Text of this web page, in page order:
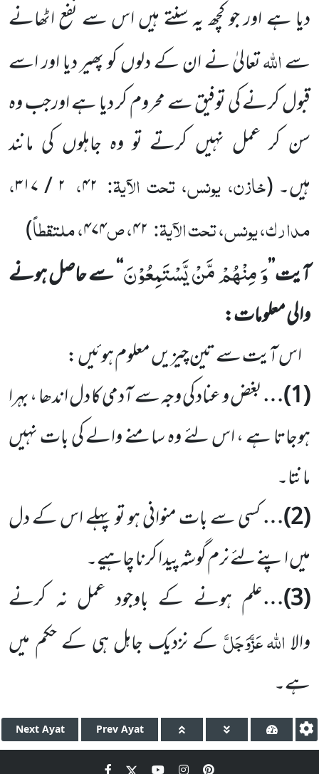
دیا ہے اور جو کچھ یہ سنتے ہیں اس سے نفع اٹھانے
سےاللہتعالیٰ نے ان کے دلوں کو پھیر دیا اور اسے
قبول کرنے کی توفیق سے محروم کر دیا ہے اورجب وہ
سن کر عمل نہیں کرتے تو وہ جاہلوں کی مانند
ہیں۔ (خازن، یونس، تحت الآیۃ: ۴۲، ۲ / ۳۱۷
،
مدارک، یونس، تحت الآیۃ: ۴۲، ص۴۷۴، ملتقطاً)
آیت’’وَ مِنْهُمْ مَّنْ یَّسْتَمِعُوْنَ‘‘ سے حاصل ہونے
والی معلومات:
اس آیت سے تین چیزیں معلوم ہوئیں :
(1)
…بغض و عناد کی وجہ سے آدمی کا دل اندھا ، بہرا
ہوجاتا ہے ، اس لئے وہ سامنے والے کی بات نہیں
مانتا۔
(2)
…کسی سے بات منوانی ہو تو پہلے اس کے دل
میں اپنے لئے نرم گوشہ پیدا کرنا چاہیے۔
(3)
…علم ہونے کے باوجود عمل نہ کرنے
والااللہعَزَّوَجَلَّکے نزدیک جاہل ہی کے حکم میں
ہے۔
Next Ayat Prev Ayat